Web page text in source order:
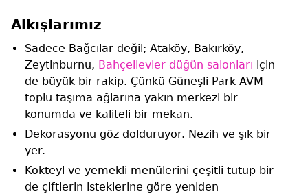
Alkışlarımız
Sadece Bağcılar değil; Ataköy, Bakırköy,
Zeytinburnu, Bahçelievler düğün salonları için
de büyük bir rakip. Çünkü Güneşli Park AVM
toplu taşıma ağlarına yakın merkezi bir
konumda ve kaliteli bir mekan.
Dekorasyonu göz dolduruyor. Nezih ve şık bir
yer.
Kokteyl ve yemekli menülerini çeşitli tutup bir
de çiftlerin isteklerine göre yeniden